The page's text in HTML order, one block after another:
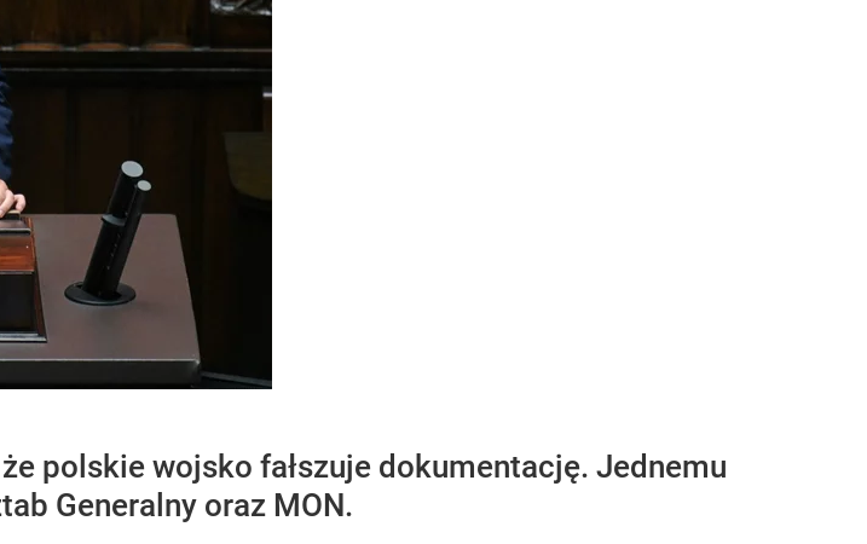
polskie wojsko fałszuje dokumentację. Jednemu
Generalny oraz MON.